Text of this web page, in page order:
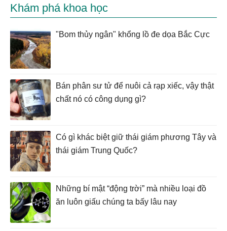
Khám phá khoa học
"Bom thủy ngân" khổng lồ đe dọa Bắc Cực
Bán phân sư tử để nuôi cả rạp xiếc, vậy thật
chất nó có công dụng gì?
Có gì khác biệt giữ thái giám phương Tây và
thái giám Trung Quốc?
Những bí mật “động trời” mà nhiều loại đồ
ăn luôn giấu chúng ta bấy lâu nay